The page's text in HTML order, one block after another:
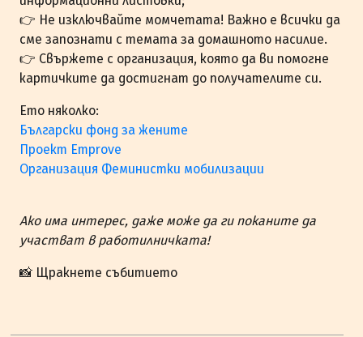
👉 Не изключвайте момчетата! Важно е всички да
сме запознати с темата за домашното насилие.
👉 Свържете с организация, която да ви помогне
картичките да достигнат до получателите си.
Ето няколко:
Български фонд за жените
Проект Еmprove
Организация Феминистки мобилизации
Ако има интерес, даже може да ги поканите да
участват в работилничката!
📸 Щракнете събитието